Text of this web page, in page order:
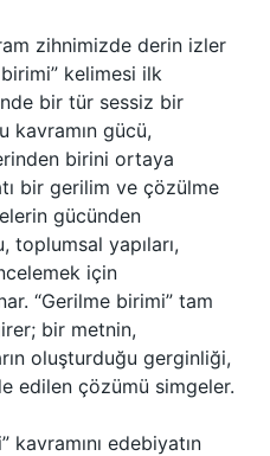
zihnimizde derin izler
birimi” kelimesi ilk
bir tür sessiz bir
kavramın gücü,
birini ortaya
bir gerilim ve çözülme
gücünden
toplumsal yapıları,
için
“Gerilme birimi” tam
bir metnin,
oluşturduğu gerginliği,
edilen çözümü simgeler.
kavramını edebiyatın